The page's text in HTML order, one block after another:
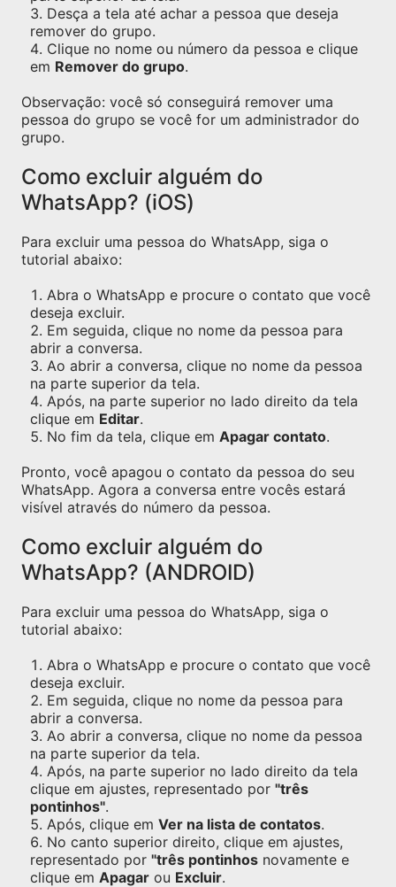
Desça a tela até achar a pessoa que deseja
remover do grupo.
Clique no nome ou número da pessoa e clique
em Remover do grupo.
Observação: você só conseguirá remover uma
pessoa do grupo se você for um administrador do
grupo.
Como excluir alguém do
WhatsApp? (iOS)
Para excluir uma pessoa do WhatsApp, siga o
tutorial abaixo:
Abra o WhatsApp e procure o contato que você
deseja excluir.
Em seguida, clique no nome da pessoa para
abrir a conversa.
Ao abrir a conversa, clique no nome da pessoa
na parte superior da tela.
Após, na parte superior no lado direito da tela
clique em Editar.
No fim da tela, clique em Apagar contato.
Pronto, você apagou o contato da pessoa do seu
WhatsApp. Agora a conversa entre vocês estará
visível através do número da pessoa.
Como excluir alguém do
WhatsApp? (ANDROID)
Para excluir uma pessoa do WhatsApp, siga o
tutorial abaixo:
Abra o WhatsApp e procure o contato que você
deseja excluir.
Em seguida, clique no nome da pessoa para
abrir a conversa.
Ao abrir a conversa, clique no nome da pessoa
na parte superior da tela.
Após, na parte superior no lado direito da tela
clique em ajustes, representado por "três
pontinhos".
Após, clique em Ver na lista de contatos.
No canto superior direito, clique em ajustes,
representado por "três pontinhos novamente e
clique em Apagar ou Excluir.